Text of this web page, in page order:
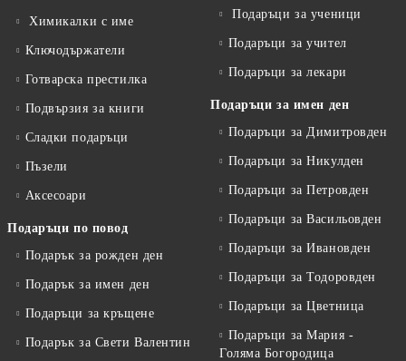
Химикалки с име
Ключодържатели
Готварска престилка
Подвързия за книги
Сладки подаръци
Пъзели
Аксесоари
Подаръци по повод
Подарък за рожден ден
Подарък за имен ден
Подаръци за кръщене
Подарък за Свети Валентин
Подаръци за ученици
Подаръци за учител
Подаръци за лекари
Подаръци за имен ден
Подаръци за Димитровден
Подаръци за Никулден
Подаръци за Петровден
Подаръци за Васильовден
Подаръци за Ивановден
Подаръци за Тодоровден
Подаръци за Цветница
Подаръци за Мария -
Голяма Богородица